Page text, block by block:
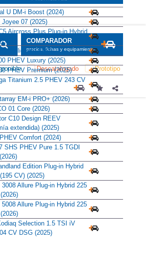
COMPARADOR
precios, fichas y equipamiento
Descatalogado Prototipo
U DM-i Boost (2024)
Joyee 07 (2025)
Aircross Plus Plug-in Hybrid
Intelligent (2024)
PHEV Luxury (2025)
PHEV Premium (2025)
Titanium 2.5 PHEV 243 CV
EM-i PRO+ (2026)
01 Core (2026)
C10 Design REEV
extendida) (2025)
Comfort (2024)
SHS PHEV Pure 1.5 TGDI
Edition Plug-in Hybrid
CV) (2025)
3008 Allure Plug-in Hybrid 225
5008 Allure Plug-in Hybrid 225
Selection 1.5 TSI iV
CV DSG (2025)